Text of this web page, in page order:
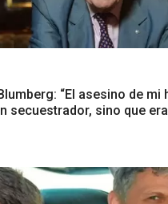
“El asesino de mi
secuestrador, sino que